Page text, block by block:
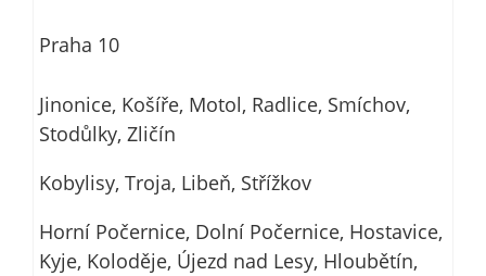
Praha 10
Jinonice, Košíře, Motol, Radlice, Smíchov,
Stodůlky, Zličín
Kobylisy, Troja, Libeň, Střížkov
Horní Počernice, Dolní Počernice, Hostavice,
Kyje, Koloděje, Újezd nad Lesy, Hloubětín,